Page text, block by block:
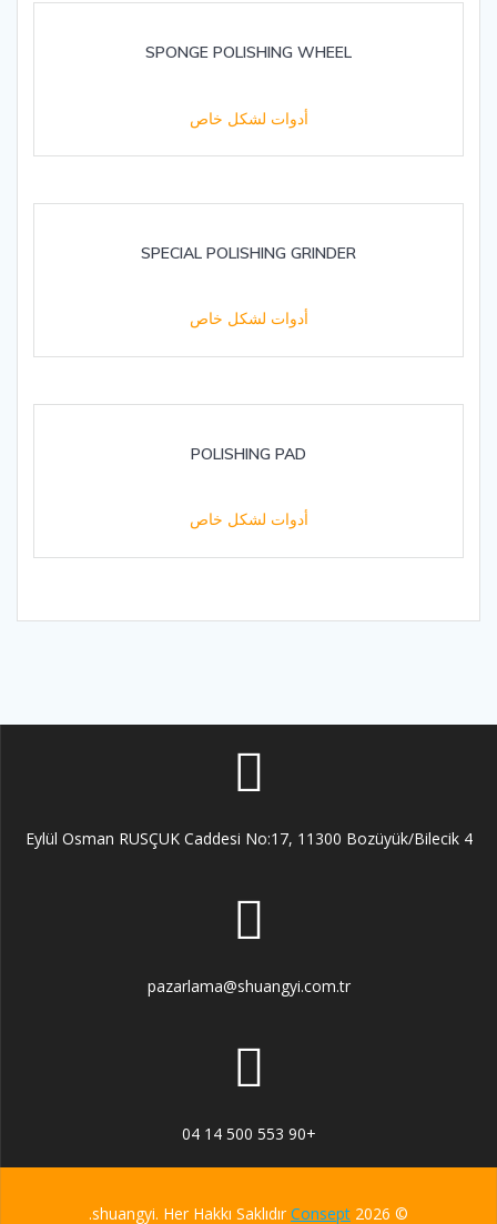
SPONGE POLISHING WHEEL
أدوات لشكل خاص
SPECIAL POLISHING GRINDER
أدوات لشكل خاص
POLISHING PAD
أدوات لشكل خاص
4 Eylül Osman RUSÇUK Caddesi No:17, 11300 Bozüyük/Bilecik
pazarlama@shuangyi.com.tr
+90 553 500 14 04
© 2026 shuangyi. Her Hakkı Saklıdır
Consept
.